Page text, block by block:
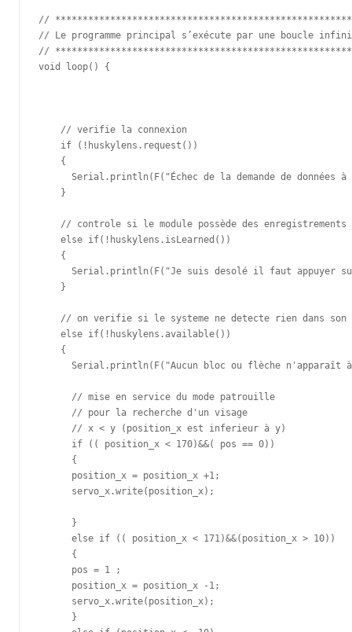
//
// Le programme principal s’exécute par une boucle
//
void loop() {
    // verifie la connexion
    if (!huskylens.request())
    {
Serial.println(F("Échec de la demande de données
    }
// controle si le module possède des
    else if(!huskylens.isLearned())
    {
Serial.println(F("Je suis desolé il faut appuyer
    }
// on verifie si le systeme ne detecte rien dans
    else if(!huskylens.available())
    {
Serial.println(F("Aucun bloc ou flèche n'apparaît
      // mise en service du mode patrouille
      // pour la recherche d'un visage
      // x < y (position_x est inferieur à y)
      if (( position_x < 170)&&( pos == 0))
      {
      position_x = position_x +1;
      servo_x.write(position_x);
      }
      else if (( position_x < 171)&&(position_x > 10))
      {
      pos = 1 ;
      position_x = position_x -1;
      servo_x.write(position_x);
      }